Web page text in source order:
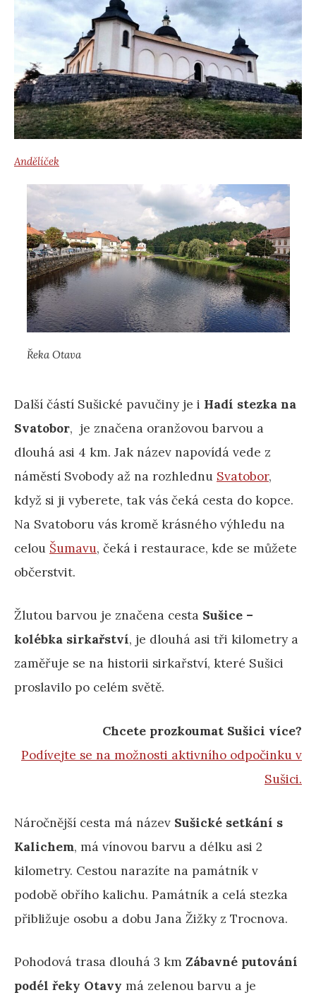
Andělíček
Řeka Otava
Další částí Sušické pavučiny je i Hadí stezka na
Svatobor, je značena oranžovou barvou a
dlouhá asi 4 km. Jak název napovídá vede z
náměstí Svobody až na rozhlednu Svatobor,
když si ji vyberete, tak vás čeká cesta do kopce.
Na Svatoboru vás kromě krásného výhledu na
celou Šumavu, čeká i restaurace, kde se můžete
občerstvit.
Žlutou barvou je značena cesta Sušice –
kolébka sirkařství, je dlouhá asi tři kilometry a
zaměřuje se na historii sirkařství, které Sušici
proslavilo po celém světě.
Chcete prozkoumat Sušici více?
Podívejte se na možnosti aktivního odpočinku v
Sušici.
Náročnější cesta má název Sušické setkání s
Kalichem, má vínovou barvu a délku asi 2
kilometry. Cestou narazíte na památník v
podobě obřího kalichu. Památník a celá stezka
přibližuje osobu a dobu Jana Žižky z Trocnova.
Pohodová trasa dlouhá 3 km Zábavné putování
podél řeky Otavy má zelenou barvu a je